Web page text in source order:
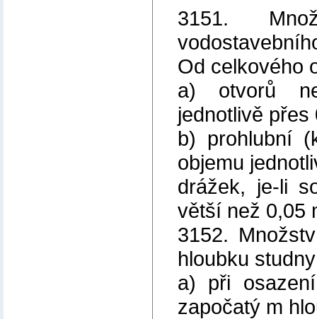
3151.
Od celkového
a) otvorů
jednotlivě přes
b) prohlubní
objemu
drážek, je-li
větší než 0,05
3152.
hloubku
a) při
započatý m